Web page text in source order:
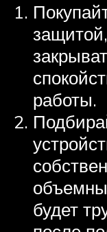
работы.
будет